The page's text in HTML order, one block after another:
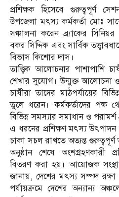
​প্রশিক্ষক হিসেবে গুরুত্বপূর্ণ
উপজেলা মৎস্য কর্মকর্তা মোঃ
সঞ্চালনা করেন ব্র্যাকের
বকর সিদ্দিক এবং সার্বিক
বিভাস কিশোর দাস।
​তাত্ত্বিক আলোচনার পাশাপাশি
শেখার সুযোগ। উন্মুক্ত আলোচনা
চাষীরা তাদের মাঠপর্যায়ের
তুলে ধরেন। কর্মকর্তাদের পক্ষ
বিভিন্ন সমস্যার সমাধান ও পরামর্শ
​এ ধরনের প্রশিক্ষণ মৎস্য উৎপাদন
চাকা সচল রাখতে অত্যন্ত গুরুত্বপূর্ণ
​অনুষ্ঠান শেষে অংশগ্রহণকারী
বিতরণ করা হয়। আয়োজক সংস্থা
জানায়, দেশের মৎস্য সম্পদ রক্ষা
পর্যায়ক্রমে দেশের অন্যান্য